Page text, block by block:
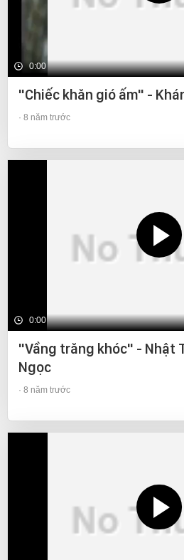
0:00
"Chiếc khăn gió ấm" -
8 năm trước
0:00
"Vầng trăng khóc" - Nhật
Ngọc
8 năm trước